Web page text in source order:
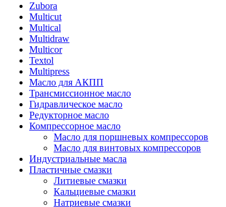
Zubora
Multicut
Multical
Multidraw
Multicor
Textol
Multipress
Масло для АКПП
Трансмиссионное масло
Гидравлическое масло
Редукторное масло
Компрессорное масло
Масло для поршневых компрессоров
Масло для винтовых компрессоров
Индустриальные масла
Пластичные смазки
Литиевые смазки
Кальциевые смазки
Натриевые смазки